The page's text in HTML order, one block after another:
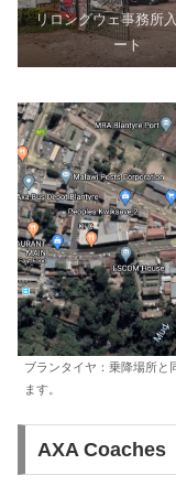
リロングウェ事務所
ート
ブランタイヤ：乗降場所と
ます。
AXA Coaches